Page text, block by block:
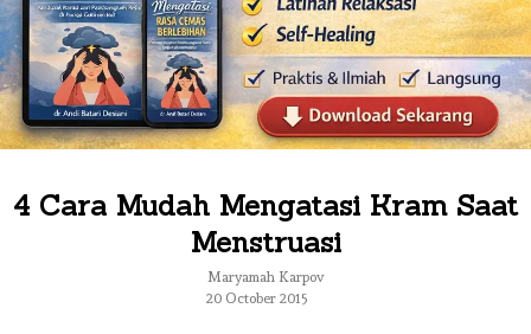
4 Cara Mudah Mengatasi Kram Saat
Menstruasi
Maryamah Karpov
20 October 2015